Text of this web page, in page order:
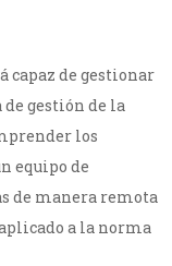
de gestionar
gestión de la
los
equipo de
de manera remota
a la norma